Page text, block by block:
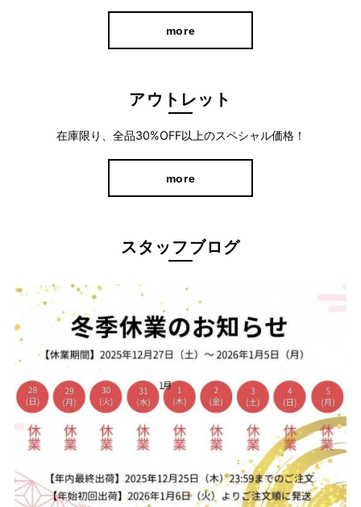
穿き心地やわらかなスーパーストレッチで、長時間の着用でも快
独自のパターン設計で、ヒップ部分など女性らしい曲線をよりき
れいに見せてくれるよう設計。
シンプルで着回し力バツグン！ストレッチ性
◎
more
アウトレット
在庫限り、全品30%OFF以上のスペシャル価格！
more
スタッフブログ